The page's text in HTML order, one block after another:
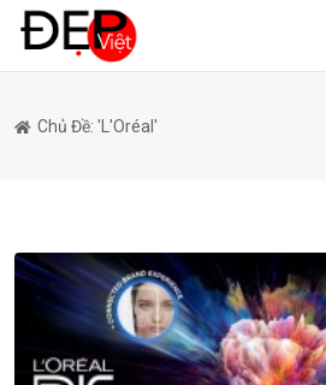
Chủ Đề: 'L'Oréal'